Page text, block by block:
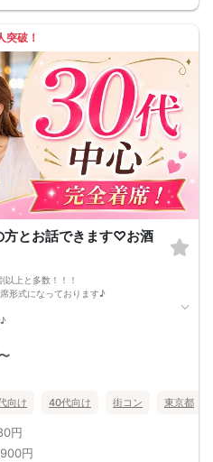
せん。
突破！
方とお話できます♡お酒
上と多数！！！
形式になっております♪
向け 40代向け 街コン 東京都
円
円